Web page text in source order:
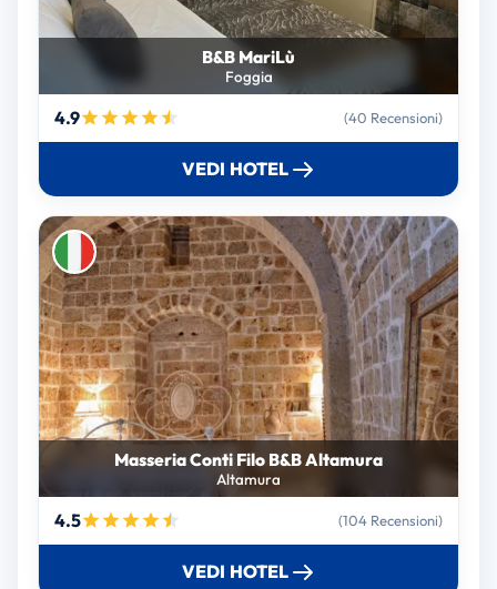
B&B MariLù
Foggia
4.9 (40 Recensioni)
VEDI HOTEL
Masseria Conti Filo B&B Altamura
Altamura
4.5 (104 Recensioni)
VEDI HOTEL